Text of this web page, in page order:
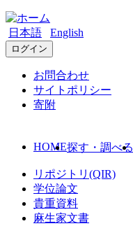
日本語 English
ログイン
お問合わせ
サイトポリシー
寄附
HOME探す・調べる
リポジトリ(QIR)
学位論文
貴重資料
麻生家文書